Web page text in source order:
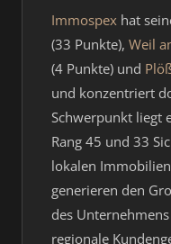
Immospex hat
(33 Punkte), Weil
(4 Punkte) und
und konzentriert
Schwerpunkt liegt
Rang 45 und 33
lokalen
generieren den
des
regionale